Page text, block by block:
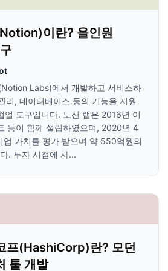
이란? 올인원
Labs)에서 개발하고 서비스하
리, 데이터베이스 등의 기능을 지원
업 도구입니다. 노션 랩은 2016년 이
등이 함께 설립하였으며, 2020년 4
업 가치를 평가 받으며 약 550억원의
. 투자 시점에 사...
프(HashiCorp)란? 모던
툴 개발